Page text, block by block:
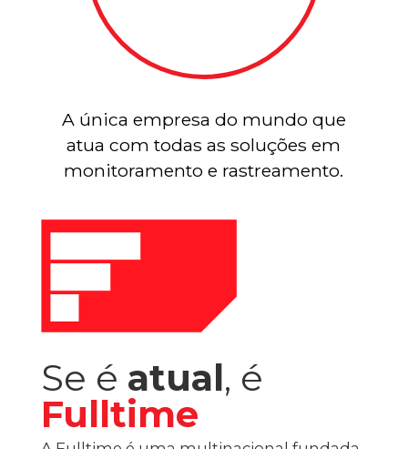
A única empresa do mundo que
atua com todas as soluções em
monitoramento e rastreamento.
Se é atual, é
Fulltime